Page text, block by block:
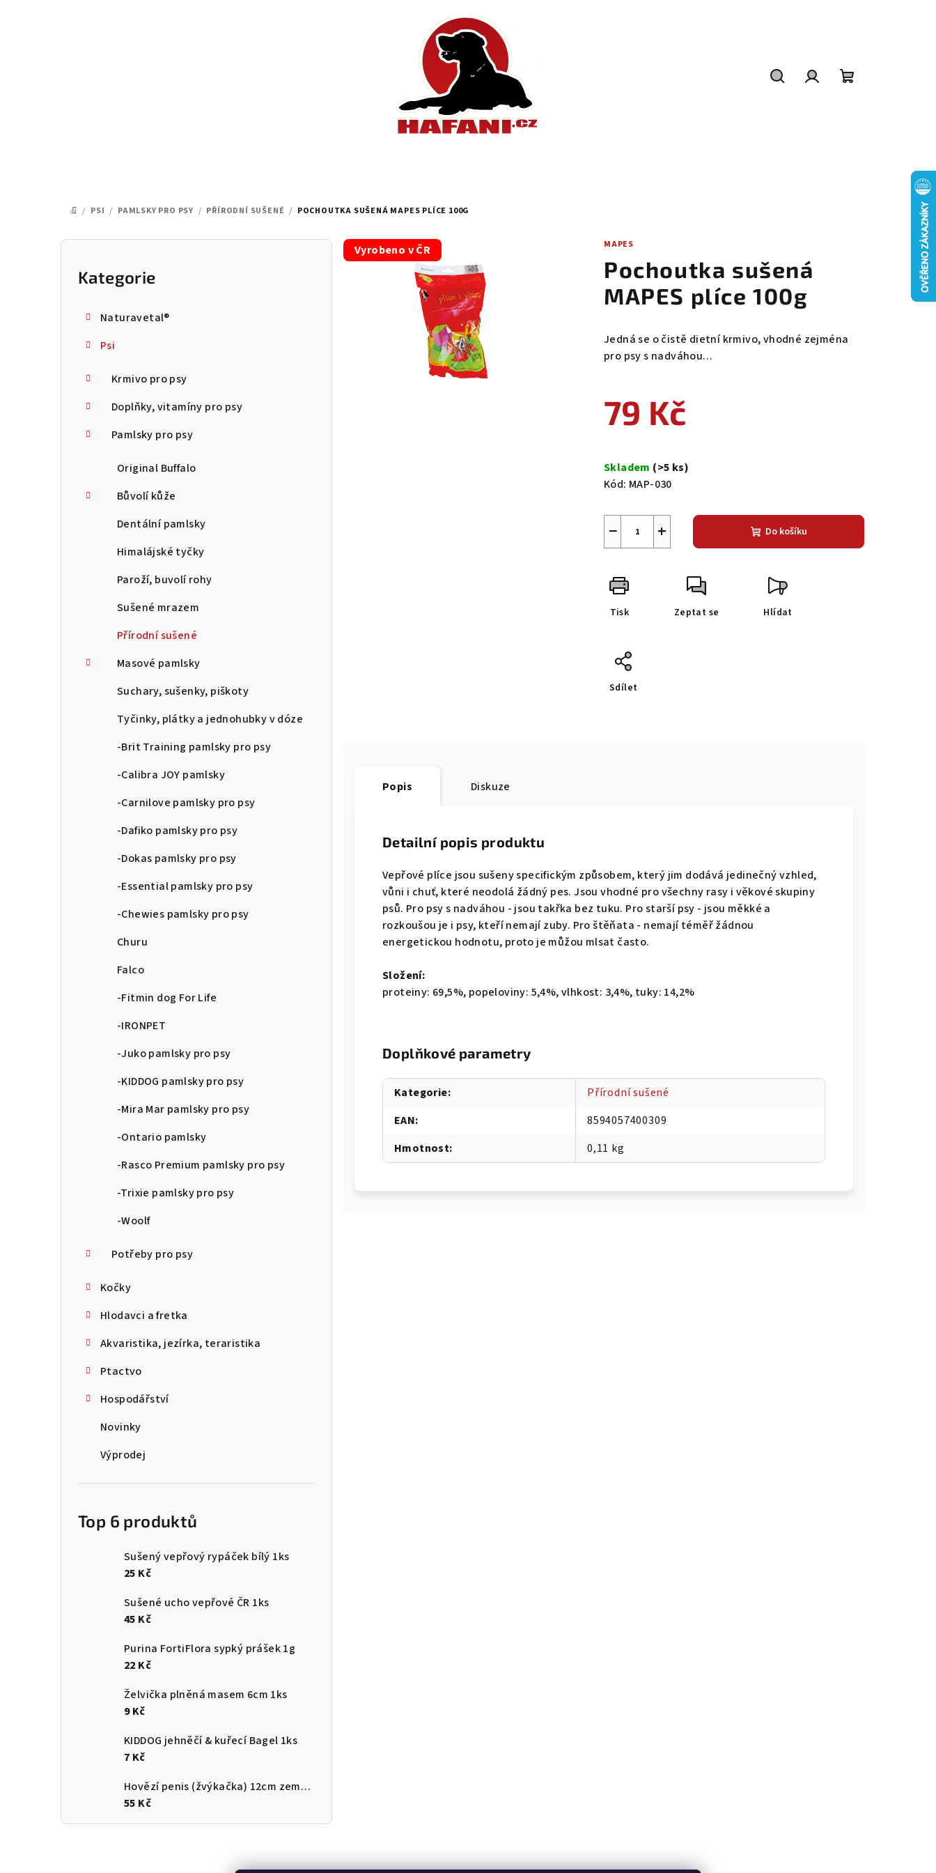
DOMŮ
/ PSI / PAMLSKY PRO PSY / PŘÍRODNÍ SUŠENÉ / POCHOUTKA SUŠENÁ MAPES PLÍCE 100G
P
Přeskočit
kategorie
Kategorie
Naturavetal®
Psi
Krmivo pro psy
Doplňky, vitamíny pro psy
Pamlsky pro psy
Original Buffalo
Bůvolí kůže
Dentální pamlsky
Himalájské tyčky
Paroží, buvolí rohy
Sušené mrazem
Přírodní sušené
Masové pamlsky
Suchary, sušenky, piškoty
Tyčinky, plátky a jednohubky v dóze
-Brit Training pamlsky pro psy
-Calibra JOY pamlsky
-Carnilove pamlsky pro psy
-Dafiko pamlsky pro psy
-Dokas pamlsky pro psy
-Essential pamlsky pro psy
-Chewies pamlsky pro psy
Churu
Falco
-Fitmin dog For Life
-IRONPET
-Juko pamlsky pro psy
-KIDDOG pamlsky pro psy
-Mira Mar pamlsky pro psy
-Ontario pamlsky
-Rasco Premium pamlsky pro psy
-Trixie pamlsky pro psy
-Woolf
Potřeby pro psy
Kočky
Hlodavci a fretka
Akvaristika, jezírka, teraristika
Ptactvo
Hospodářství
Novinky
Výprodej
Top 6 produktů
Sušený vepřový rypáček bílý 1ks
25 Kč
Sušené ucho vepřové ČR 1ks
45 Kč
Purina FortiFlora sypký prášek 1g
22 Kč
Želvička plněná masem 6cm 1ks
9 Kč
KIDDOG jehněčí & kuřecí Bagel 1ks
7 Kč
Hovězí penis (žvýkačka) 12cm země původu ČR
55 Kč
MAPES
Pochoutka sušená
MAPES plíce 100g
Jedná se o čistě dietní krmivo, vhodné zejména
pro psy s nadváhou…
79 Kč
cena:
Skladem (>5 ks)
Kód: MAP-030
+
− Do košíku
Tisk Zeptat se Hlídat
Sdílet
Vyrobeno v ČR
Popis Diskuze
Detailní popis produktu
Vepřové plíce jsou sušeny specifickým způsobem, který jim dodává jedinečný vzhled,
vůni i chuť, které neodolá žádný pes. Jsou vhodné pro všechny rasy i věkové skupiny
psů. Pro psy s nadváhou - jsou takřka bez tuku. Pro starší psy - jsou měkké a
rozkoušou je i psy, kteří nemají zuby. Pro štěňata - nemají téměř žádnou
energetickou hodnotu, proto je můžou mlsat často.
Složení:
proteiny: 69,5%, popeloviny: 5,4%, vlhkost: 3,4%, tuky: 14,2%
Doplňkové parametry
Kategorie:
Přírodní sušené
EAN:
8594057400309
Hmotnost: 0,11 kg